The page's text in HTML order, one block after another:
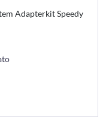
Adapterkit Speedy